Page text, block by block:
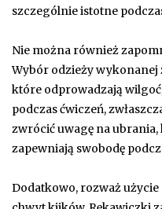
szczególnie istotne
Nie można również
Wybór odzieży wykonanej
które odprowadzają
podczas ćwiczeń,
zwrócić uwagę na
zapewniają swobodę
Dodatkowo, rozważ